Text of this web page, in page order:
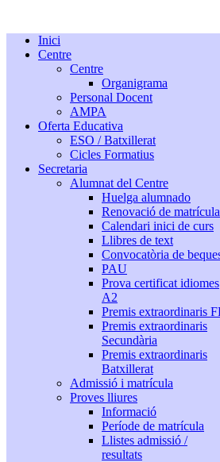
Inici
Centre
Centre
Organigrama
Personal Docent
AMPA
Oferta Educativa
ESO / Batxillerat
Cicles Formatius
Secretaria
Alumnat del Centre
Huelga alumnado
Renovació de matrícula
Calendari inici de curs
Llibres de text
Convocatòria de
PAU
Prova certificat idiomes
A2
Premis extraordinaris
Premis extraordinaris
Secundària
Premis extraordinaris
Batxillerat
Admissió i matrícula
Proves lliures
Informació
Període de matrícula
Llistes admissió /
resultats